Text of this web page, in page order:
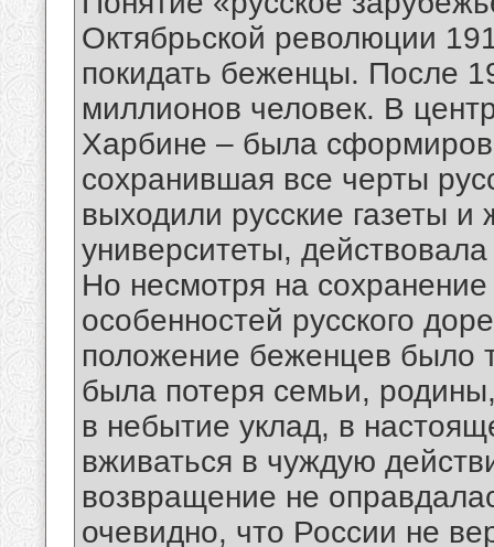
Октябрьской революции
покидать беженцы. После
миллионов человек. В
Харбине – была
сохранившая все черты
выходили русские газеты
университеты,
Но несмотря на
особенностей русского
положение беженцев было
была потеря семьи,
в небытие уклад, в
вживаться в чуждую
возвращение не
очевидно, что России не